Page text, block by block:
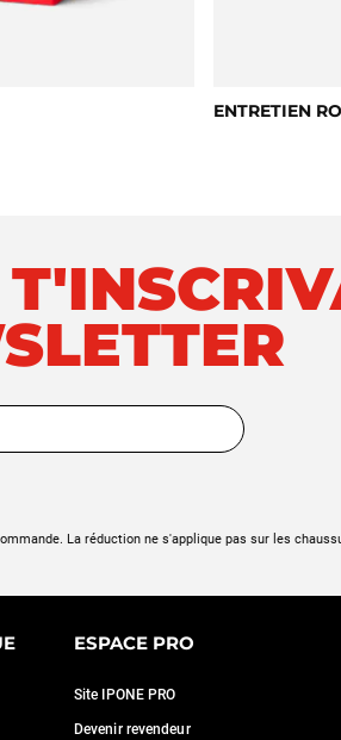
notre audience,
ENTRETIEN
La réduction ne s'applique pas sur les
ESPACE PRO
Site IPONE PRO
Devenir revendeur